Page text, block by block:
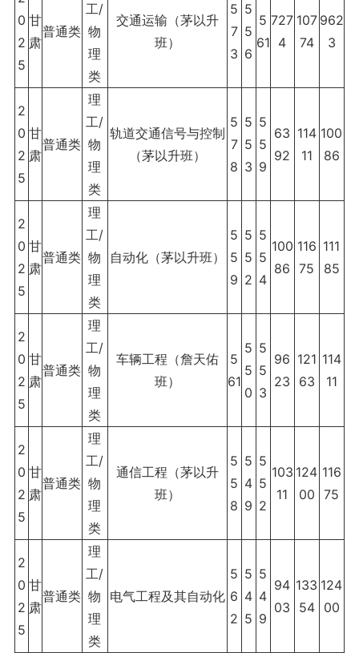
0
2
5
甘
肃
普通类
工/
物
理
类
交通运输（茅以升
班）
5
7
3
5
5
6
5
61
727
4
107
74
962
3
2
0
2
5
甘
肃
普通类
理
工/
物
理
类
轨道交通信号与控制
（茅以升班）
5
7
8
5
5
3
5
5
9
63
92
114
11
100
86
2
0
2
5
甘
肃
普通类
理
工/
物
理
类
自动化（茅以升班）
5
5
9
5
5
2
5
5
4
100
86
116
75
111
85
2
0
2
5
甘
肃
普通类
理
工/
物
理
类
车辆工程（詹天佑
班）
5
61
5
5
0
5
5
3
96
23
121
63
114
11
2
0
2
5
甘
肃
普通类
理
工/
物
理
类
通信工程（茅以升
班）
5
5
8
5
4
9
5
5
2
103
11
124
00
116
75
2
0
2
5
甘
肃
普通类
理
工/
物
理
类
电气工程及其自动化
5
6
2
5
4
5
5
4
9
94
03
133
54
124
00